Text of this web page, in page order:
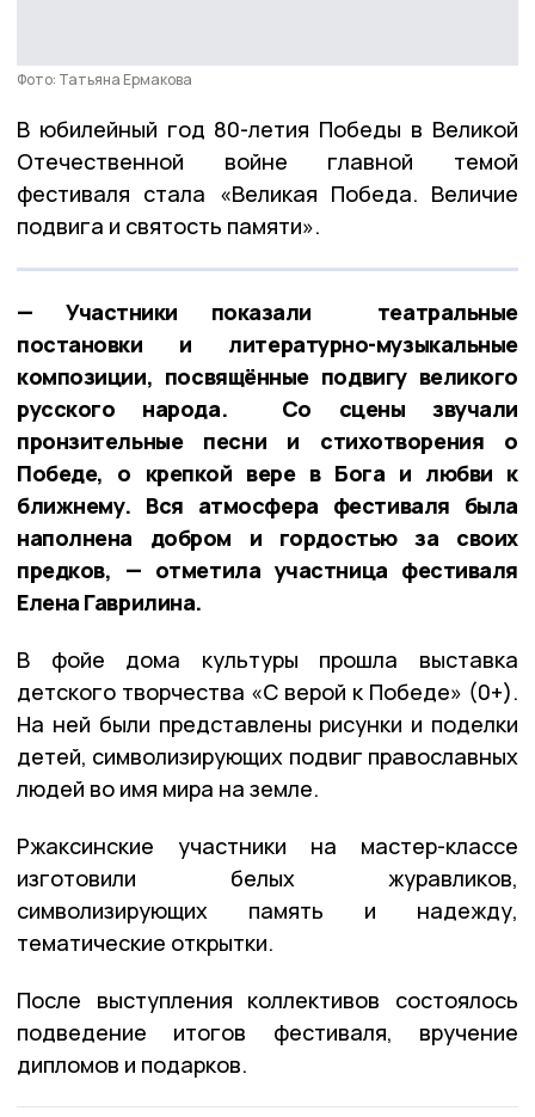
Фото: Татьяна Ермакова
В юбилейный год 80-летия Победы в Великой
Отечественной войне главной темой
фестиваля стала «Великая Победа. Величие
подвига и святость памяти».
— Участники показали театральные
постановки и литературно-музыкальные
композиции, посвящённые подвигу великого
русского народа. Со сцены звучали
пронзительные песни и стихотворения о
Победе, о крепкой вере в Бога и любви к
ближнему. Вся атмосфера фестиваля была
наполнена добром и гордостью за своих
предков, — отметила участница фестиваля
Елена Гаврилина.
В фойе дома культуры прошла выставка
детского творчества «С верой к Победе» (0+).
На ней были представлены рисунки и поделки
детей, символизирующих подвиг православных
людей во имя мира на земле.
Ржаксинские участники на мастер-классе
изготовили белых журавликов,
символизирующих память и надежду,
тематические открытки.
После выступления коллективов состоялось
подведение итогов фестиваля, вручение
дипломов и подарков.